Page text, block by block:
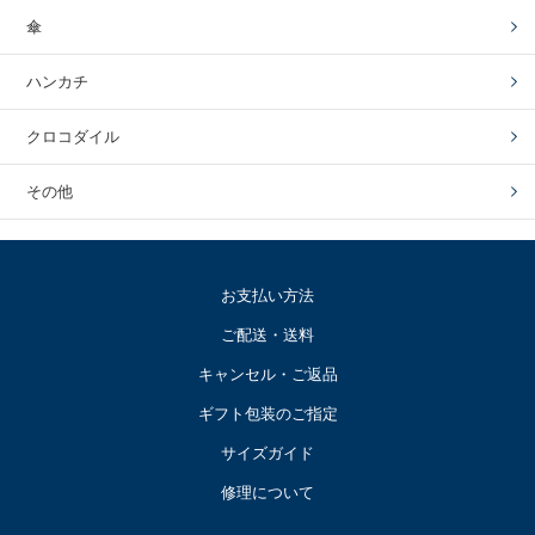
傘
ハンカチ
クロコダイル
その他
お支払い方法
ご配送・送料
キャンセル・ご返品
ギフト包装のご指定
サイズガイド
修理について